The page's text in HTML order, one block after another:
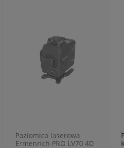
Poziomica laserowa
Ermenrich PRO LV70 4D